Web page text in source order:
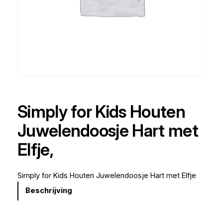
Simply for Kids Houten
Juwelendoosje Hart met
Elfje,
Simply for Kids Houten Juwelendoosje Hart met Elfje
Beschrijving